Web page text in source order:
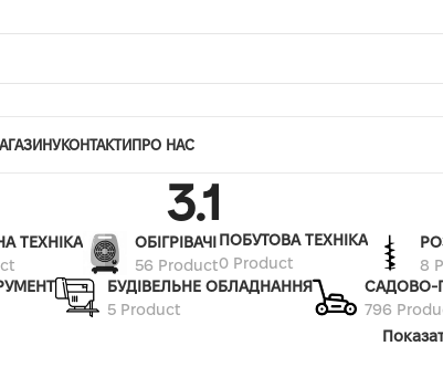
КОНТАКТИПРО НАС
3.1
ТЕХНІКА
ОБІГРІВАЧІ
56 Product
ПОБУТОВА ТЕХНІКА
0 Product
8
БУДІВЕЛЬНЕ ОБЛАДНАННЯ
5 Product
САДОВО-
796